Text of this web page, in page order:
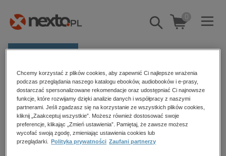
Pokaż/schowaj
wyszukiwarkę
0
Kategorie
Zobacz wszystkie E-prasa
budownictwo, aranżacja wnętrz
biznesowe, branżowe, gospodarka
Strona główna Szymon Piotr Kubiak
Szymon Piotr Kubiak
Chcemy korzystać z plików cookies, aby zapewnić Ci najlepsze wrażenia
podczas przeglądania naszego katalogu ebooków, audiobooków i e-prasy,
dostarczać spersonalizowane rekomendacje oraz udostępniać Ci najnowsze
funkcje, które rozwijamy dzięki analizie danych i współpracy z naszymi
partnerami. Jeśli zgadzasz się na korzystanie ze wszystkich plików cookies,
kliknij „Zaakceptuj wszystkie”. Możesz również dostosować swoje
preferencje, klikając „Zmień ustawienia”. Pamiętaj, że zawsze możesz
wycofać swoją zgodę, zmieniając ustawienia cookies lub
przeglądarki.
Polityka prywatności Zaufani partnerzy